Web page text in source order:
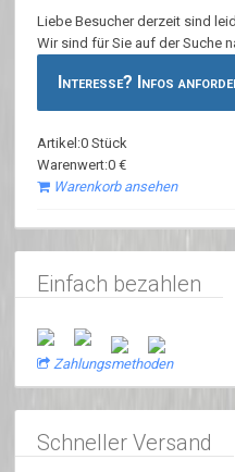
Liebe Besucher derzeit sind
Wir sind für Sie auf der Suche
Interesse? Infos
Artikel:0 Stück
Warenwert:0 €
Warenkorb ansehen
Einfach bezahlen
Zahlungsmethoden
Schneller Versand